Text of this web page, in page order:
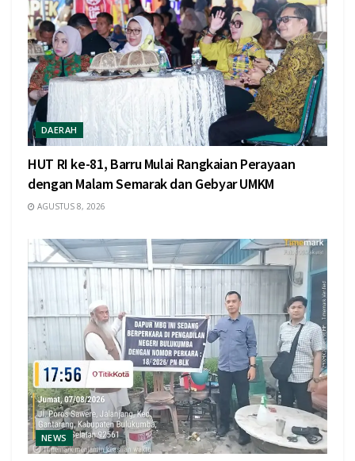
DAERAH
HUT RI ke-81, Barru Mulai Rangkaian Perayaan
dengan Malam Semarak dan Gebyar UMKM
AGUSTUS 8, 2026
NEWS